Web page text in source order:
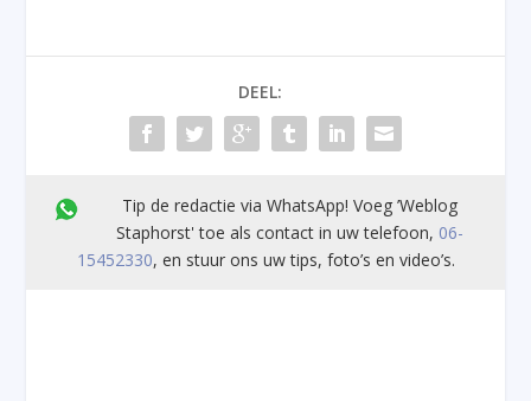
DEEL:
Tip de redactie via WhatsApp! Voeg ’Weblog
Staphorst' toe als contact in uw telefoon, 06-
15452330, en stuur ons uw tips, foto’s en video’s.